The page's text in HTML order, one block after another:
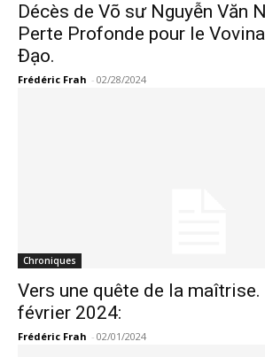
Décès de Võ sư Nguyễn Văn
Perte Profonde pour le
Đạo.
Frédéric Frah - 02/28/2024
Chroniques
Vers une quête de la maîtrise.
février 2024:
Frédéric Frah - 02/01/2024